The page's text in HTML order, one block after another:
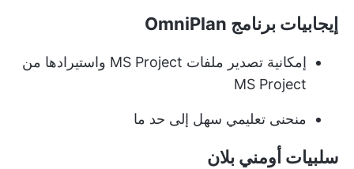
إيجابيات برنامج OmniPlan
إمكانية تصدير ملفات MS Project واستيرادها من
MS Project
منحنى تعليمي سهل إلى حد ما
سلبيات أومني بلان